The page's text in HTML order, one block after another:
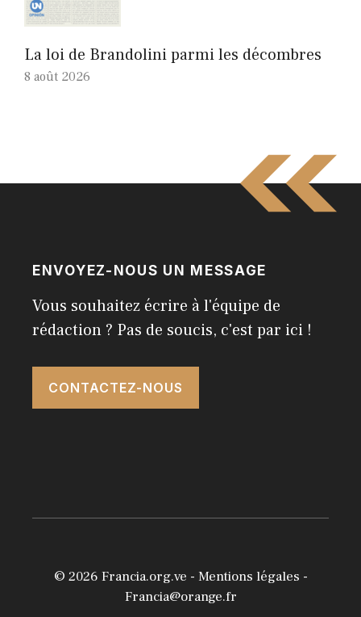
La loi de Brandolini parmi les décombres
8 août 2026
ENVOYEZ-NOUS UN MESSAGE
Vous souhaitez écrire à l'équipe de
rédaction ? Pas de soucis, c'est par ici !
CONTACTEZ-NOUS
© 2026 Francia.org.ve - Mentions légales -
Francia@orange.fr